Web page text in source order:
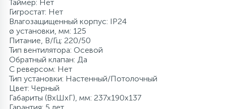
Таймер: Нет
Гигростат: Нет
Влагозащищенный корпус: IP24
ø установки, мм: 125
Питание, В/Гц: 220/50
Тип вентилятора: Осевой
Обратный клапан: Да
С реверсом: Нет
Тип установки: Настенный/Потолочный
Цвет: Черный
Габариты (ВхШхГ), мм: 237х190х137